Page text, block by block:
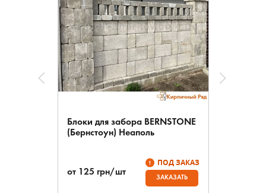
Блоки для забора BERNSTONE
(Бернстоун) Неаполь
от 125 грн/шт
ПОД ЗАКАЗ
ЗАКАЗАТЬ